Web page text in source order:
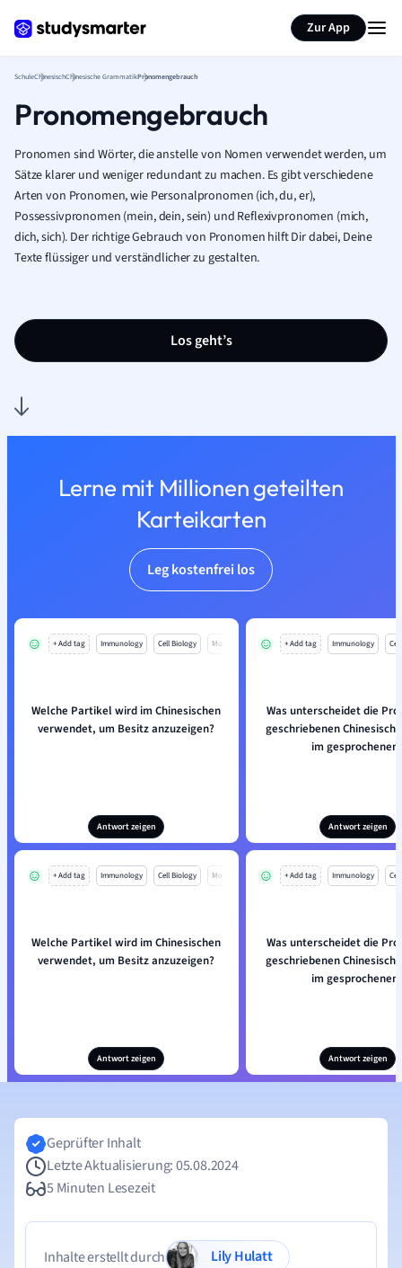
Zur App
SchuleChinesischChinesische GrammatikPronomengebrauch
Pronomengebrauch
Pronomen sind Wörter, die anstelle von Nomen verwendet werden, um
Sätze klarer und weniger redundant zu machen. Es gibt verschiedene
Arten von Pronomen, wie Personalpronomen (ich, du, er),
Possessivpronomen (mein, dein, sein) und Reflexivpronomen (mich,
dich, sich). Der richtige Gebrauch von Pronomen hilft Dir dabei, Deine
Texte flüssiger und verständlicher zu gestalten.
Los geht’s
Lerne mit Millionen geteilten
Karteikarten
Leg kostenfrei los
+ Add tag Immunology Cell Biology Mo
Welche Partikel wird im Chinesischen
verwendet, um Besitz anzuzeigen?
Antwort zeigen
+ Add tag Immunology
Was unterscheidet die
geschriebenen Chinesisch
im
Antwort zeigen
+ Add tag Immunology Cell Biology Mo
Welche Partikel wird im Chinesischen
verwendet, um Besitz anzuzeigen?
Antwort zeigen
+ Add tag Immunology
Was unterscheidet die
geschriebenen Chinesisch
im
Antwort zeigen
Seite zusammenfassen
Geprüfter Inhalt
Letzte Aktualisierung: 05.08.2024
5 Minuten Lesezeit
Inhalte erstellt durch
Lily Hulatt